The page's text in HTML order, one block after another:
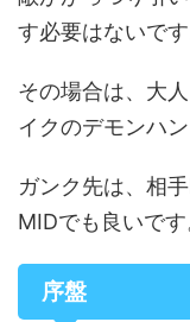
す必要はないです
その場合は、大
イクのデモンハ
ガンク先は、相
MIDでも良いです
序盤